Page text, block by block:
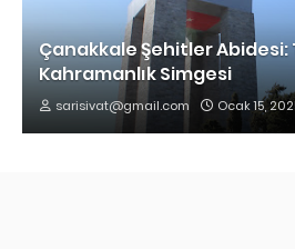
Çanakkale Şehitler
Kahramanlık Simgesi
sarisivat@gmail.com Ocak 15,